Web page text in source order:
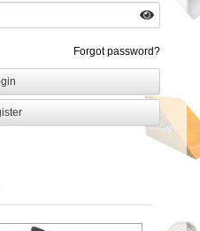
Forgot password?